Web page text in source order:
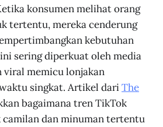
konsumen melihat orang
tertentu, mereka cenderung
kebutuhan
sering diperkuat oleh media
viral memicu lonjakan
singkat. Artikel dariThe
bagaimana tren TikTok
dan minuman tertentu